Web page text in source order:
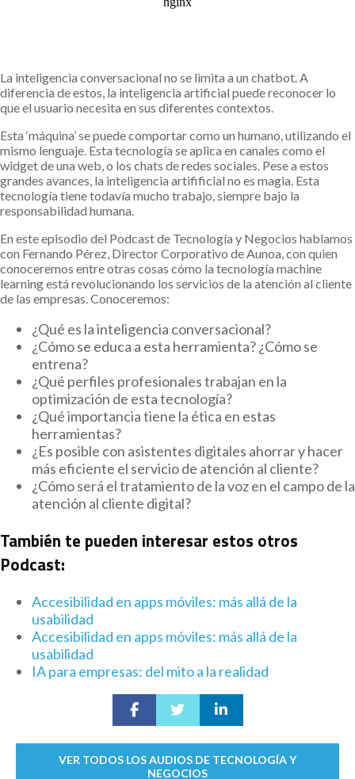
La inteligencia conversacional no se limita a un chatbot. A
diferencia de estos, la inteligencia artificial puede reconocer lo
que el usuario necesita en sus diferentes contextos.
Esta ‘máquina’ se puede comportar como un humano, utilizando el
mismo lenguaje. Esta tecnología se aplica en canales como el
widget de una web, o los chats de redes sociales. Pese a estos
grandes avances, la inteligencia artifificial no es magia. Esta
tecnología tiene todavía mucho trabajo, siempre bajo la
responsabilidad humana.
En este episodio del Podcast de Tecnología y Negocios hablamos
con Fernando Pérez, Director Corporativo de Aunoa, con quien
conoceremos entre otras cosas cómo la tecnología machine
learning está revolucionando los servicios de la atención al cliente
de las empresas. Conoceremos:
¿Qué es la inteligencia conversacional?
¿Cómo se educa a esta herramienta? ¿Cómo se
entrena?
¿Qué perfiles profesionales trabajan en la
optimización de esta tecnología?
¿Qué importancia tiene la ética en estas
herramientas?
¿Es posible con asistentes digitales ahorrar y hacer
más eficiente el servicio de atención al cliente?
¿Cómo será el tratamiento de la voz en el campo de la
atención al cliente digital?
También te pueden interesar estos otros
Podcast:
Accesibilidad en apps móviles: más allá de la
usabilidad
Accesibilidad en apps móviles: más allá de la
usabilidad
IA para empresas: del mito a la realidad
VER TODOS LOS AUDIOS DE TECNOLOGÍA Y
NEGOCIOS